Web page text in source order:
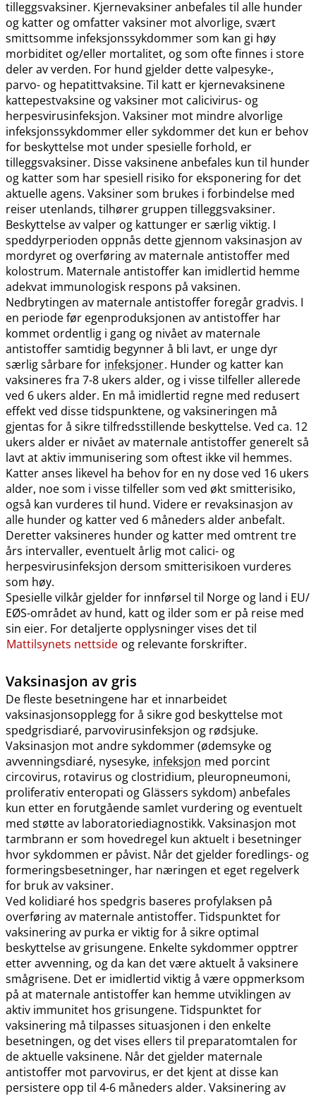
tilleggsvaksiner. Kjernevaksiner anbefales til alle hunder
og katter og omfatter vaksiner mot alvorlige, svært
smittsomme infeksjonssykdommer som kan gi høy
morbiditet og​/​eller mortalitet, og som ofte finnes i store
deler av verden. For hund gjelder dette valpesyke-,
parvo- og hepatittvaksine. Til katt er kjernevaksinene
kattepestvaksine og vaksiner mot calicivirus- og
herpesvirusinfeksjon. Vaksiner mot mindre alvorlige
infeksjonssykdommer eller sykdommer det kun er behov
for beskyttelse mot under spesielle forhold, er
tilleggsvaksiner. Disse vaksinene anbefales kun til hunder
og katter som har spesiell risiko for eksponering for det
aktuelle agens. Vaksiner som brukes i forbindelse med
reiser utenlands, tilhører gruppen tilleggsvaksiner.
Beskyttelse av valper og kattunger er særlig viktig. I
speddyrperioden oppnås dette gjennom vaksinasjon av
mordyret og overføring av maternale antistoffer med
kolostrum. Maternale antistoffer kan imidlertid hemme
adekvat immunologisk respons på vaksinen.
Nedbrytingen av maternale antistoffer foregår gradvis. I
en periode før egenproduksjonen av antistoffer har
kommet ordentlig i gang og nivået av maternale
antistoffer samtidig begynner å bli lavt, er unge dyr
særlig sårbare for infeksjoner. Hunder og katter kan
vaksineres fra 7-8 ukers alder, og i visse tilfeller allerede
ved 6 ukers alder. En må imidlertid regne med redusert
effekt ved disse tidspunktene, og vaksineringen må
gjentas for å sikre tilfredsstillende beskyttelse. Ved ca. 12
ukers alder er nivået av maternale antistoffer generelt så
lavt at aktiv immunisering som oftest ikke vil hemmes.
Katter anses likevel ha behov for en ny dose ved 16 ukers
alder, noe som i visse tilfeller som ved økt smitterisiko,
også kan vurderes til hund. Videre er revaksinasjon av
alle hunder og katter ved 6 måneders alder anbefalt.
Deretter vaksineres hunder og katter med omtrent tre
års intervaller, eventuelt årlig mot calici- og
herpesvirusinfeksjon dersom smitterisikoen vurderes
som høy.
Spesielle vilkår gjelder for innførsel til Norge og land i EU​/​
EØS-området av hund, katt og ilder som er på reise med
sin eier. For detaljerte opplysninger vises det til
Mattilsynets nettside og relevante forskrifter.
Vaksinasjon av gris
De fleste besetningene har et innarbeidet
vaksinasjonsopplegg for å sikre god beskyttelse mot
spedgrisdiaré, parvovirusinfeksjon og rødsjuke.
Vaksinasjon mot andre sykdommer (ødemsyke og
avvenningsdiaré, nysesyke, infeksjon med porcint
circovirus, rotavirus og clostridium, pleuropneumoni,
proliferativ enteropati og Glässers sykdom) anbefales
kun etter en forutgående samlet vurdering og eventuelt
med støtte av laboratoriediagnostikk. Vaksinasjon mot
tarmbrann er som hovedregel kun aktuelt i besetninger
hvor sykdommen er påvist. Når det gjelder foredlings- og
formeringsbesetninger, har næringen et eget regelverk
for bruk av vaksiner.
Ved kolidiaré hos spedgris baseres profylaksen på
overføring av maternale antistoffer. Tidspunktet for
vaksinering av purka er viktig for å sikre optimal
beskyttelse av grisungene. Enkelte sykdommer opptrer
etter avvenning, og da kan det være aktuelt å vaksinere
smågrisene. Det er imidlertid viktig å være oppmerksom
på at maternale antistoffer kan hemme utviklingen av
aktiv immunitet hos grisungene. Tidspunktet for
vaksinering må tilpasses situasjonen i den enkelte
besetningen, og det vises ellers til preparatomtalen for
de aktuelle vaksinene. Når det gjelder maternale
antistoffer mot parvovirus, er det kjent at disse kan
persistere opp til 4-6 måneders alder. Vaksinering av